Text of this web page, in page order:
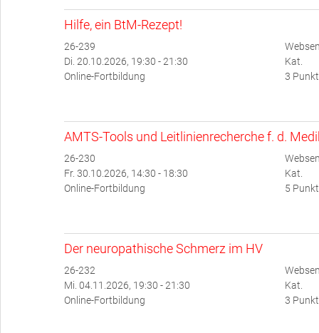
Hilfe, ein BtM-Rezept!
26-239
Di. 20.10.2026, 19:30 - 21:30
Online-Fortbildung
Kat.
3
AMTS-Tools und Leitlinienrecherche f. d.
26-230
Fr. 30.10.2026, 14:30 - 18:30
Online-Fortbildung
Kat.
5
Der neuropathische Schmerz im HV
26-232
Mi. 04.11.2026, 19:30 - 21:30
Online-Fortbildung
Kat.
3